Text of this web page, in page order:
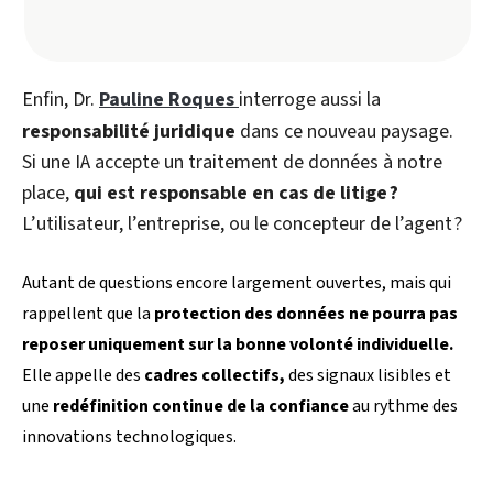
Enfin, Dr. Pauline Roques interroge aussi la
responsabilité juridique dans ce nouveau paysage.
Si une IA accepte un traitement de données à notre
place, qui est responsable en cas de litige ?
L’utilisateur, l’entreprise, ou le concepteur de l’agent ?
Autant de questions encore largement ouvertes, mais qui
rappellent que la protection des données ne pourra pas
reposer uniquement sur la bonne volonté individuelle.
Elle appelle des cadres collectifs,des signaux lisibles et
une redéfinition continue de la confianceau rythme des
innovations technologiques.